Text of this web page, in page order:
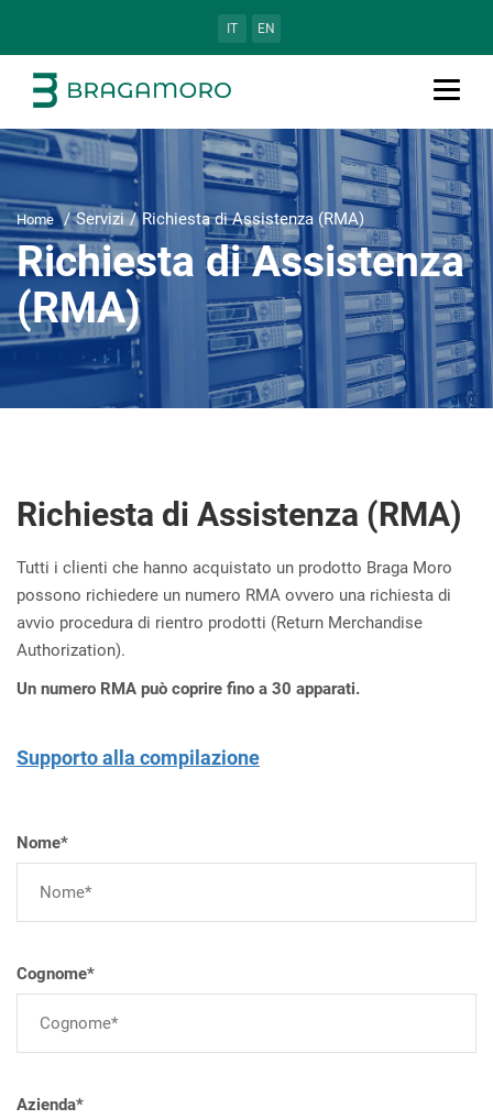
IT EN
Home Servizi Richiesta di Assistenza (RMA)
Richiesta di Assistenza
(RMA)
Richiesta di Assistenza (RMA)
Tutti i clienti che hanno acquistato un prodotto Braga Moro
possono richiedere un numero RMA ovvero una richiesta di
avvio procedura di rientro prodotti (Return Merchandise
Authorization).
Un numero RMA può coprire fino a 30 apparati.
Supporto alla compilazione
Nome*
Cognome*
Azienda*